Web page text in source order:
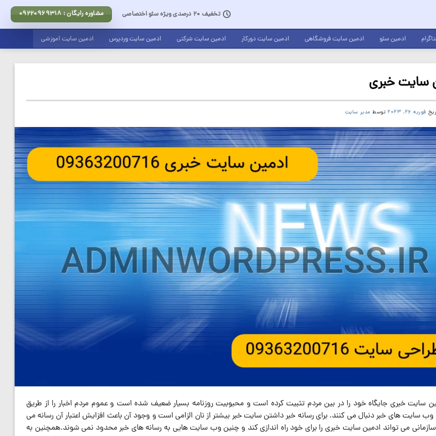
تخفیف 20 درصدی ویژه سئو اختصاصی مشاوره رایگان : 09220969318
ادمین سئو ادمین سایت فروشگاهی ادمین سایت دورکار ادمین سایت شرکتی ادمین سایت وردپرس ادمین سایت آموزشی
سایت خبری
فوریه 26, 2023 توسط مدیر سایت
سایت خبری جایگاه خود را در بین مردم تثبیت کرده است و محبوبیت روزنامه بسیار ضعیف شده است و عموم مردم اخبار را از طریق
وب سایت های خبر دنبال می کنند. برای رسانه خبر داشتن سایت خبر بیشتر از نان الزامی است و وجود آن باعث افزایش اعتبار آن رسانه می
می تواند ادمین سایت خبری را برای خود راه اندازی کند و چنین وب سایت هایی به رسانه های خبر محدود نمی شوند.همچنین به